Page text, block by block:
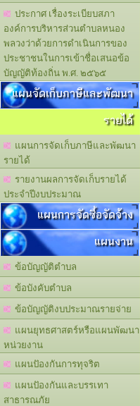
ประกาศ เรื่องระเบียบสภา
องค์การบริหารส่วนตำบลหนอง
พลวงว่าด้วยการดำเนินการของ
ประชาชนในการเข้าชื่อเสนอข้อ
บัญญัติท้องถิ่น พ.ศ. ๒๕๖๕
แผนจัดเก็บภาษีและพัฒนา
รายได้
แผนการจัดเก็บภาษีและพัฒนา
รายได้
รายงานผลการจัดเก็บรายได้
ประจำปีงบประมาณ
แผนการจัดซื้อจัดจ้าง
แผนงาน
ข้อบัญญัติตำบล
ข้อบังคับตำบล
ข้อบัญญัติงบประมาณรายจ่าย
แผนยุทธศาสตร์หรือแผนพัฒนา
หน่วยงาน
แผนปัองกันการทุจริต
แผนปัองกันและบรรเทา
สาธารณภัย